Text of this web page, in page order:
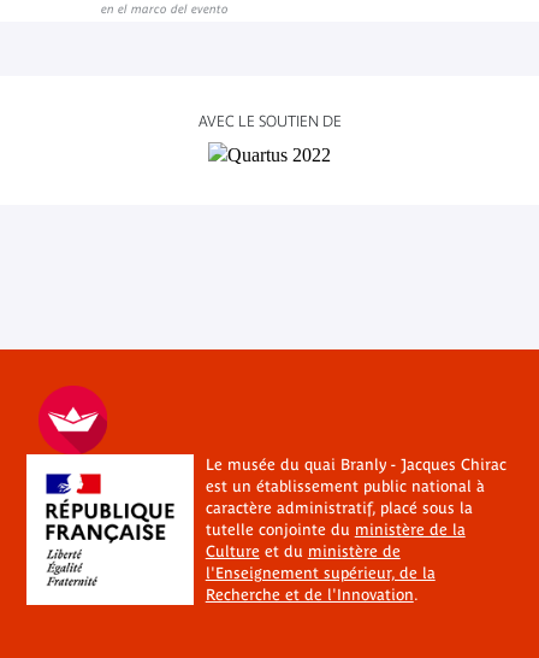
en el marco del evento
AVEC LE SOUTIEN DE
Le musée du quai Branly - Jacques Chirac
est un établissement public national à
caractère administratif, placé sous la
tutelle conjointe du ministère de la
Cultureet du ministère de
l'Enseignement supérieur, de la
Recherche et de l'Innovation.